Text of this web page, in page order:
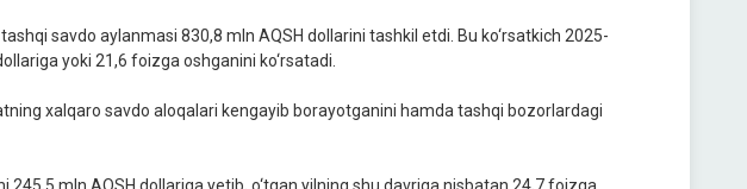
savdo aylanmasi 830,8 mln AQSH dollarini tashkil etdi. Bu ko‘rsatkich 2025-
yoki 21,6 foizga oshganini ko‘rsatadi.
xalqaro savdo aloqalari kengayib borayotganini hamda tashqi bozorlardagi